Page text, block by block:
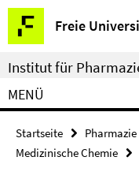
Springe
direkt
zu
Inhalt
Freie
Service-
Navigation
Institut für
MENÜ
Startseite Pharmazie
Medizinische Chemie